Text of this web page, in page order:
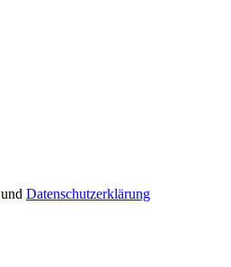
und Datenschutzerklärung